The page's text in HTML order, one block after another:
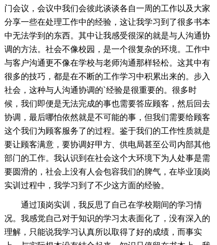
门会议，会议中我们会彼此谈谈各自一周的工作以及大家
分享一些在处理工作中的经验，这让我学习到了很多书本
中无法学到的东西。其中让我感受很深的就是与人沟通协
调的方法。社会不像校园，是一个很复杂的环境。工作中
与客户沟通更不像在学校与老师沟通那样轻松。这其中有
很多的技巧，都是在不断的工作学习中积累出来的。步入
社会，这种与人沟通协调的`经验是很重要的。很多时
候，我们即便是无法完成的事也需要答应顾客，然后回去
协调，最后哪怕依然就是不可能的事，但我们需要给顾客
这个我们为顾客服务了的过程。鉴于我们的工作性质就是
要让顾客满意，要协调好甲方、供电局甚至公司内部其他
部门的工作。我认识到在社会这个大环境下为人处事是需
要圆滑的，社会上没有人会包容我们的脾气，在毕业顶岗
实训过程中，我学习到了不少这方面的经验。
通过顶岗实训，我反思了自己在学校期间的学习情
况。我感觉自己对于知识的学习太表面化了，没有深入的
理解，只能说我学习认真所以取得了好的成绩，而事实